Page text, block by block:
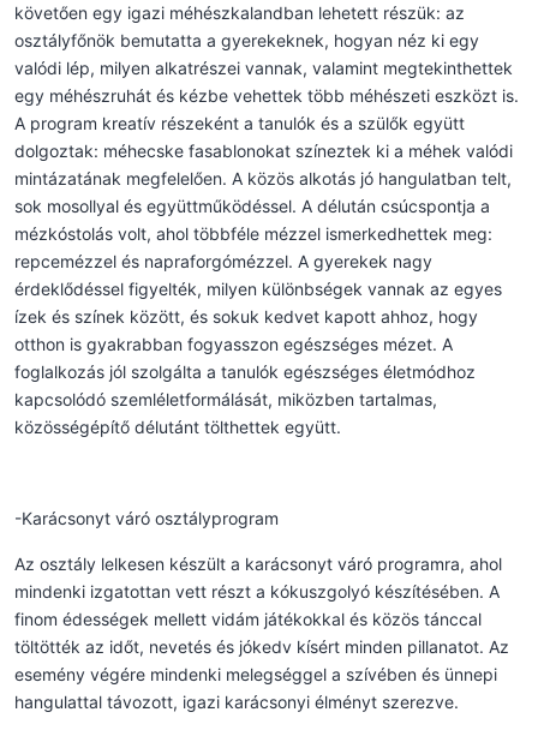
követően egy igazi méhészkalandban lehetett részük: az
osztályfőnök bemutatta a gyerekeknek, hogyan néz ki egy
valódi lép, milyen alkatrészei vannak, valamint megtekinthettek
egy méhészruhát és kézbe vehettek több méhészeti eszközt is.
A program kreatív részeként a tanulók és a szülők együtt
dolgoztak: méhecske fasablonokat színeztek ki a méhek valódi
mintázatának megfelelően. A közös alkotás jó hangulatban telt,
sok mosollyal és együttműködéssel. A délután csúcspontja a
mézkóstolás volt, ahol többféle mézzel ismerkedhettek meg:
repcemézzel és napraforgómézzel. A gyerekek nagy
érdeklődéssel figyelték, milyen különbségek vannak az egyes
ízek és színek között, és sokuk kedvet kapott ahhoz, hogy
otthon is gyakrabban fogyasszon egészséges mézet. A
foglalkozás jól szolgálta a tanulók egészséges életmódhoz
kapcsolódó szemléletformálását, miközben tartalmas,
közösségépítő délutánt tölthettek együtt.
-Karácsonyt váró osztályprogram
Az osztály lelkesen készült a karácsonyt váró programra, ahol
mindenki izgatottan vett részt a kókuszgolyó készítésében. A
finom édességek mellett vidám játékokkal és közös tánccal
töltötték az időt, nevetés és jókedv kísért minden pillanatot. Az
esemény végére mindenki melegséggel a szívében és ünnepi
hangulattal távozott, igazi karácsonyi élményt szerezve.